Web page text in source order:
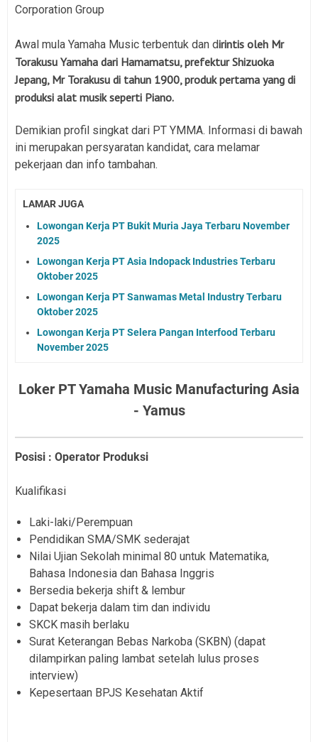
Corporation Group
Awal mula Yamaha Music terbentuk dan dirintis oleh Mr
Torakusu Yamaha dari Hamamatsu, prefektur Shizuoka
Jepang, Mr Torakusu di tahun 1900, produk pertama yang di
produksi alat musik seperti Piano.
Demikian profil singkat dari PT YMMA. Informasi di bawah
ini merupakan persyaratan kandidat, cara melamar
pekerjaan dan info tambahan.
LAMAR JUGA
Lowongan Kerja PT Bukit Muria Jaya Terbaru November
2025
Lowongan Kerja PT Asia Indopack Industries Terbaru
Oktober 2025
Lowongan Kerja PT Sanwamas Metal Industry Terbaru
Oktober 2025
Lowongan Kerja PT Selera Pangan Interfood Terbaru
November 2025
Loker PT Yamaha Music Manufacturing Asia
- Yamus
Posisi : Operator Produksi
Kualifikasi
Laki-laki/Perempuan
Pendidikan SMA/SMK sederajat
Nilai Ujian Sekolah minimal 80 untuk Matematika,
Bahasa Indonesia dan Bahasa Inggris
Bersedia bekerja shift & lembur
Dapat bekerja dalam tim dan individu
SKCK masih berlaku
Surat Keterangan Bebas Narkoba (SKBN) (dapat
dilampirkan paling lambat setelah lulus proses
interview)
Kepesertaan BPJS Kesehatan Aktif